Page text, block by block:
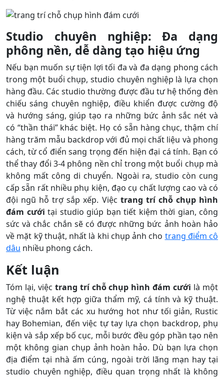
Studio chuyên nghiệp: Đa dạng
phông nền, dễ dàng tạo hiệu ứng
Nếu bạn muốn sự tiện lợi tối đa và đa dạng phong cách
trong một buổi chụp, studio chuyên nghiệp là lựa chọn
hàng đầu. Các studio thường được đầu tư hệ thống đèn
chiếu sáng chuyên nghiệp, điều khiển được cường độ
và hướng sáng, giúp tạo ra những bức ảnh sắc nét và
có “thần thái” khác biệt. Họ có sẵn hàng chục, thậm chí
hàng trăm mẫu backdrop với đủ mọi chất liệu và phong
cách, từ cổ điển sang trọng đến hiện đại cá tính. Bạn có
thể thay đổi 3-4 phông nền chỉ trong một buổi chụp mà
không mất công di chuyển. Ngoài ra, studio còn cung
cấp sẵn rất nhiều phụ kiện, đạo cụ chất lượng cao và có
đội ngũ hỗ trợ sắp xếp. Việc trang trí chỗ chụp hình
đám cưới tại studio giúp bạn tiết kiệm thời gian, công
sức và chắc chắn sẽ có được những bức ảnh hoàn hảo
về mặt kỹ thuật, nhất là khi chụp ảnh cho trang điểm cô
dâu nhiều phong cách.
Kết luận
Tóm lại, việc trang trí chỗ chụp hình đám cưới là một
nghệ thuật kết hợp giữa thẩm mỹ, cá tính và kỹ thuật.
Từ việc nắm bắt các xu hướng hot như tối giản, Rustic
hay Bohemian, đến việc tự tay lựa chọn backdrop, phụ
kiện và sắp xếp bố cục, mỗi bước đều góp phần tạo nên
một không gian chụp ảnh hoàn hảo. Dù bạn lựa chọn
địa điểm tại nhà ấm cúng, ngoài trời lãng mạn hay tại
studio chuyên nghiệp, điều quan trọng nhất là không